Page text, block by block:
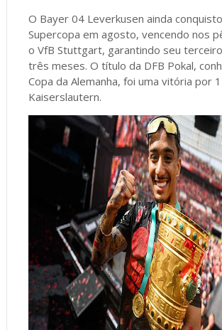
O Bayer 04 Leverkusen ainda
Supercopa em agosto, vencendo nos
o VfB Stuttgart, garantindo seu
três meses. O título da DFB Pokal,
Copa da Alemanha, foi uma vitória por
Kaiserslautern.